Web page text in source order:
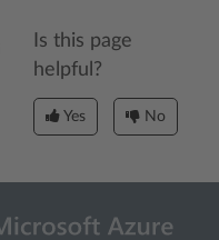
Is this page
helpful?
Yes No